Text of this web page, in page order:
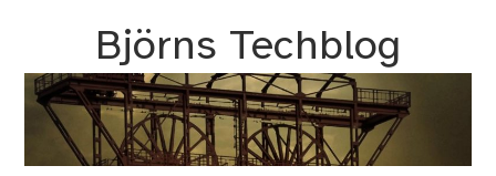
springen
Björns Techblog